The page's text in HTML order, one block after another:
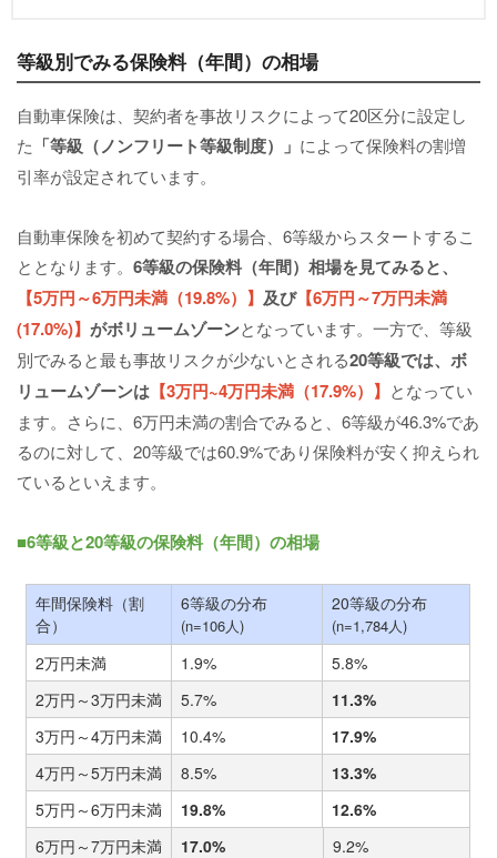
等級別でみる保険料（年間）の相場
自動車保険は、契約者を事故リスクによって20区分に設定し
た 「等級（ノンフリート等級制度）」 によって保険料の割増
引率が設定されています。
自動車保険を初めて契約する場合、6等級からスタートするこ
ととなります。 6等級の保険料（年間）相場を見てみると、
【5万円～6万円未満（19.8%）】 及び【6万円～7万円未満
(17.0%)】 がボリュームゾーンとなっています。一方で、等級
別でみると最も事故リスクが少ないとされる20等級では、ボ
リュームゾーンは 【3万円~4万円未満（17.9%）】 となってい
ます。さらに、6万円未満の割合でみると、6等級が46.3%であ
るのに対して、20等級では60.9%であり保険料が安く抑えられ
ているといえます。
■6等級と20等級の保険料（年間）の相場
年間保険料（割
合）
6等級の分布
(n=106人)
20等級の分布
(n=1,784人)
2万円未満 1.9%
5.8%
2万円～3万円未満
5.7%
11.3%
3万円～4万円未満
10.4%
17.9%
4万円～5万円未満
8.5%
13.3%
5万円～6万円未満
19.8%
12.6%
6万円～7万円未満
17.0%
9.2%